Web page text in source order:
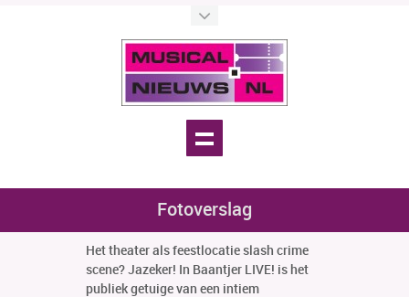
Fotoverslag
Het theater als feestlocatie slash crime
scene? Jazeker! In Baantjer LIVE! is het
publiek getuige van een intiem